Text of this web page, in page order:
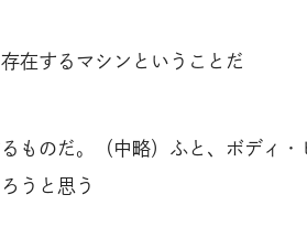
在するマシンということだ
ものだ。（中略）ふと、ボディ・
うと思う